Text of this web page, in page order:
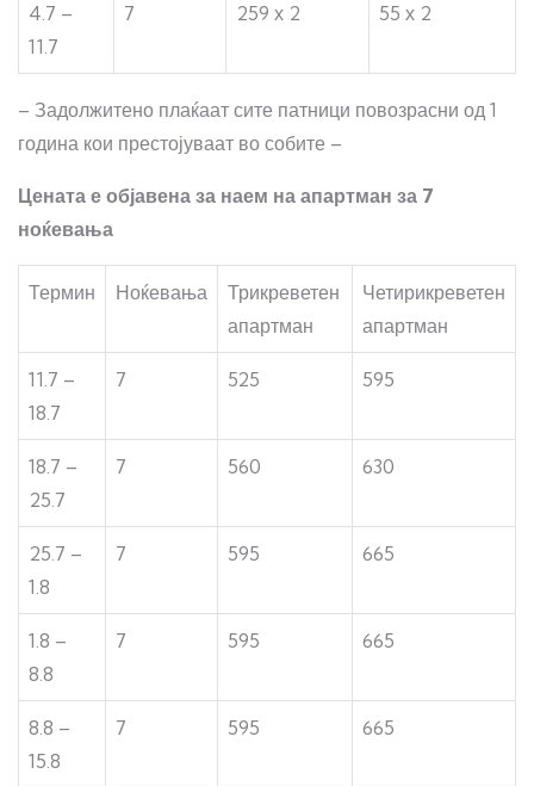
4.7 –
11.7
7 259 х 2 55 х 2
– Задолжитено плаќаат сите патници повозрасни од 1
година кои престојуваат во собите –
Цената е објавена за наем на апартман за 7
ноќевања
Термин Ноќевања
Трикреветен
апартман
Четирикреветен
апартман
11.7 –
18.7
7 525 595
18.7 –
25.7
7 560 630
25.7 –
1.8
7 595 665
1.8 –
8.8
7 595 665
8.8 –
15.8
7 595 665